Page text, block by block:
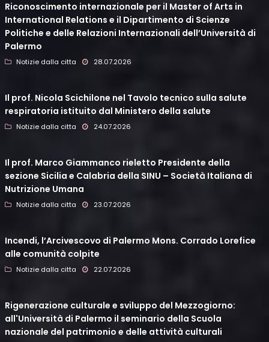
Riconoscimento internazionale per il Master of Arts in
International Relations e il Dipartimento di Scienze
Politiche e delle Relazioni Internazionali dell’Università di
Palermo
Notizie dalla citta 28.07.2026
Il prof. Nicola Scichilone nel Tavolo tecnico sulla salute
respiratoria istituito dal Ministero della salute
Notizie dalla citta 24.07.2026
Il prof. Marco Giammanco rieletto Presidente della
sezione Sicilia e Calabria della SINU – Società Italiana di
Nutrizione Umana
Notizie dalla citta 23.07.2026
Incendi, l’Arcivescovo di Palermo Mons. Corrado Lorefice
alle comunità colpite
Notizie dalla citta 22.07.2026
Rigenerazione culturale e sviluppo del Mezzogiorno:
all'Università di Palermo il seminario della Scuola
nazionale del patrimonio e delle attività culturali